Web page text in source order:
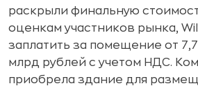
раскрыли финальную
оценкам участников рынка,
заплатить за помещение от
млрд рублей с учетом НДС.
приобрела здание для